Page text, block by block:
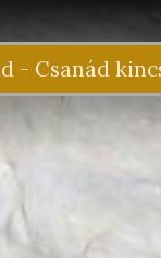
- Csanád